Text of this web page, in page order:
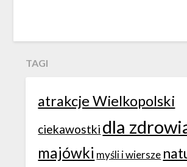
TAGI
atrakcje Wielkopolski
ciekawostki dla
majówki myśli i wiersze